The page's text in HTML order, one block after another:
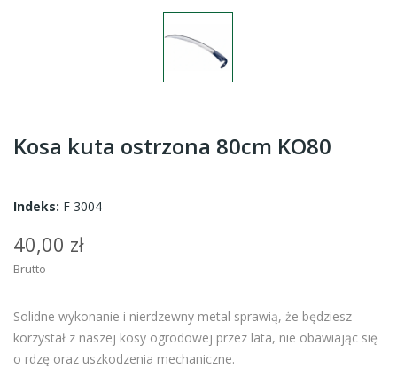
Kosa kuta ostrzona 80cm KO80
Indeks: F 3004
40,00 zł
Brutto
Solidne wykonanie i nierdzewny metal sprawią, że będziesz
korzystał z naszej kosy ogrodowej przez lata, nie obawiając się
o rdzę oraz uszkodzenia mechaniczne.